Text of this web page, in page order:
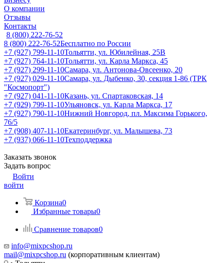
О компании
Отзывы
Контакты
8 (800) 222-76-52
8 (800) 222-76-52Бесплатно по России
+7 (927) 799-11-10Тольятти, ул. Юбилейная, 25В
+7 (927) 764-11-10Тольятти, ул. Карла Маркса, 45
+7 (927) 299-11-10Самара, ул. Антонова-Овсеенко, 20
+7 (927) 029-11-10Самара, ул. Дыбенко, 30, секция 1-86 (ТРК
"Космопорт")
+7 (927) 041-11-10Казань, ул. Спартаковская, 14
+7 (929) 799-11-10Ульяновск, ул. Карла Маркса, 17
+7 (927) 790-11-10Нижний Новгород, пл. Максима Горького,
76/5
+7 (908) 407-11-10Екатеринбург, ул. Малышева, 73
+7 (937) 066-11-10Техподдержка
Заказать звонок
Задать вопрос
Войти
войти
Корзина0
Избранные товары0
Сравнение товаров0
info@mixpcshop.ru
mail@mixpcshop.ru (корпоративным клиентам)